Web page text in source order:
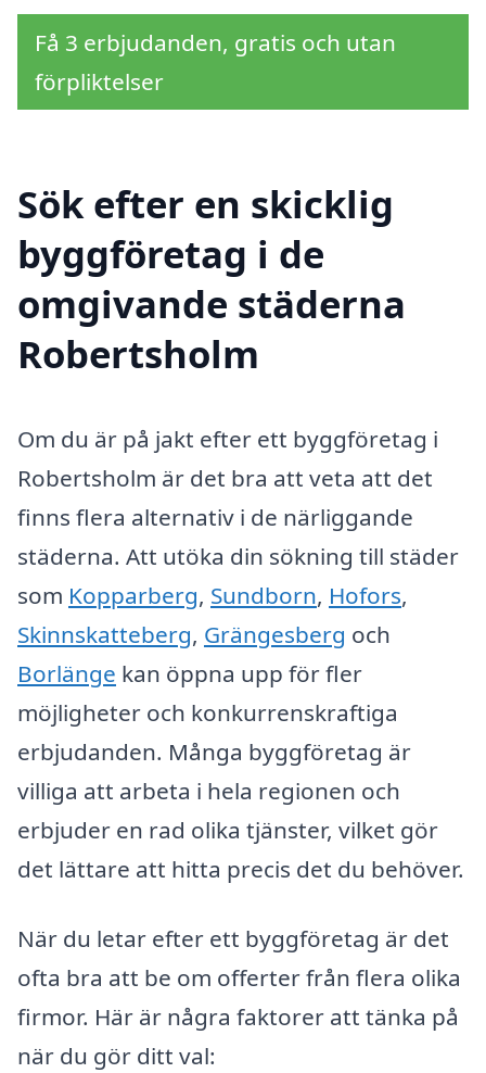
Få 3 erbjudanden, gratis och utan
förpliktelser
Sök efter en skicklig
byggföretag i de
omgivande städerna
Robertsholm
Om du är på jakt efter ett byggföretag i
Robertsholm är det bra att veta att det
finns flera alternativ i de närliggande
städerna. Att utöka din sökning till städer
som Kopparberg, Sundborn, Hofors,
Skinnskatteberg, Grängesberg och
Borlänge kan öppna upp för fler
möjligheter och konkurrenskraftiga
erbjudanden. Många byggföretag är
villiga att arbeta i hela regionen och
erbjuder en rad olika tjänster, vilket gör
det lättare att hitta precis det du behöver.
När du letar efter ett byggföretag är det
ofta bra att be om offerter från flera olika
firmor. Här är några faktorer att tänka på
när du gör ditt val: